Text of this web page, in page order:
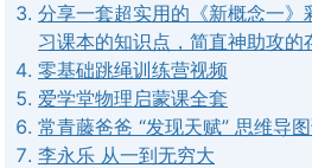
分享一套超实用的《新概念一》
习课本的知识点，简直神助攻的
零基础跳绳训练营视频
爱学堂物理启蒙课全套
常青藤爸爸 “发现天赋” 思维导
李永乐 从一到无穷大